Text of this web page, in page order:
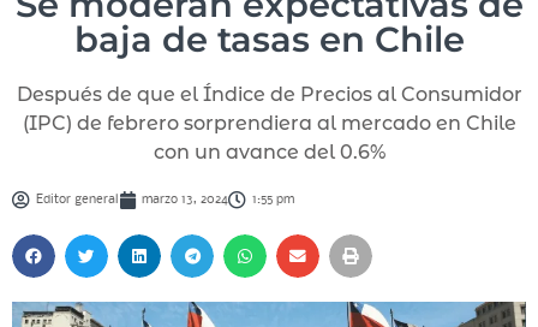
baja de tasas en Chile
Después de que el Índice de Precios al Consumidor
(IPC) de febrero sorprendiera al mercado en Chile
con un avance del 0.6%
Editor general marzo 13, 2024 1:55 pm